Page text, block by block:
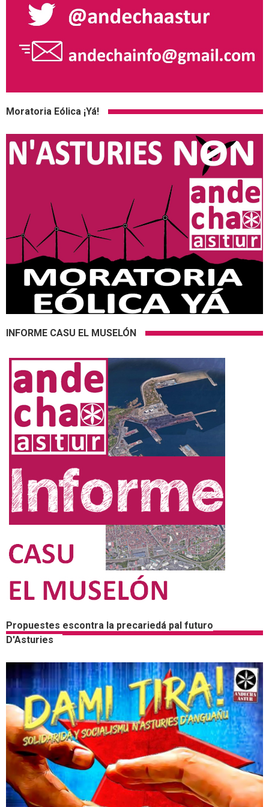
Moratoria Eólica ¡Yá!
INFORME CASU EL MUSELÓN
Propuestes escontra la precariedá pal futuro
D'Asturies